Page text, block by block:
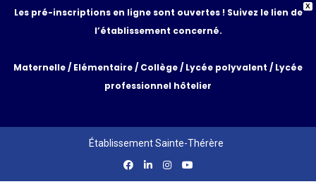
X
Les pré-inscriptions en ligne sont ouvertes ! Suivez le lien de
l’établissement concerné.
Maternelle/ Elémentaire/ Collège/ Lycée polyvalent / Lycée
professionnel hôtelier
Établissement Sainte-Thérère